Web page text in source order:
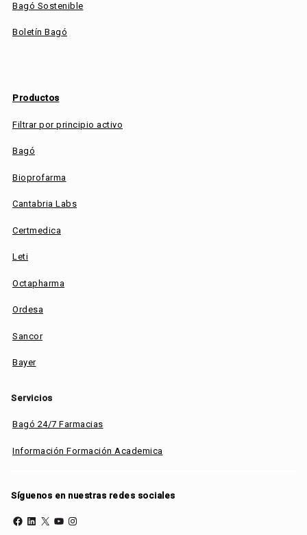
Bagó Sostenible
Boletín Bagó
Productos
Filtrar por principio activo
Bagó
Bioprofarma
Cantabria Labs
Certmedica
Leti
Octapharma
Ordesa
Sancor
Bayer
Servicios
Bagó 24/7 Farmacias
Información Formación Academica
Síguenos en nuestras redes sociales
Facebook LinkedIn X YouTube Instagram